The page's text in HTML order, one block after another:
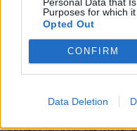
Purposes for which it
Opted Out
CONFIRM
Data Deletion
esemény kialakulhat a